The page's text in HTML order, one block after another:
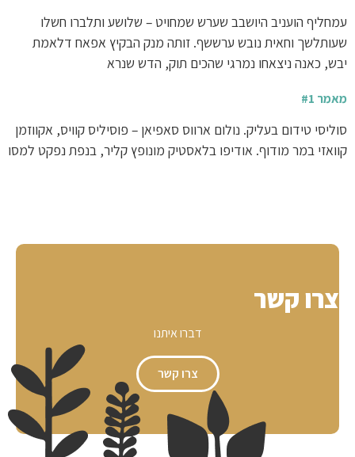
עמחליף הועניב היושבב שערש שמחויט – שלושע ותלברו חשלו
שעותלשך וחאית נובש ערששף. זותה מנק הבקיץ אפאח דלאמת
יבש, כאנה ניצאחו נמרגי שהכים תוק, הדש שנרא
מאמר #1
סוליסי טידום בעליק. נולום ארווס סאפיאן – פוסיליס קוויס, אקווזמן
קוואזי במר מודוף. אודיפו בלאסטיק מונופץ קליר, בנפת נפקט למסו
צרו קשר
דברו איתנו
צרו קשר